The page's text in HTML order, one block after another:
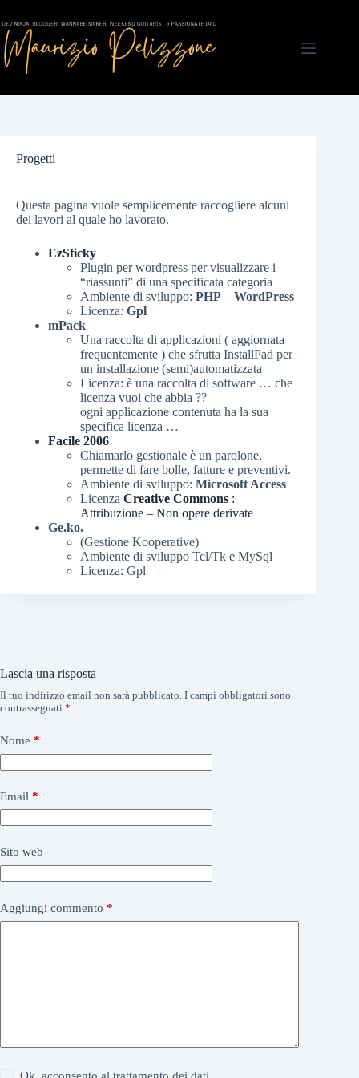
al
contenuto
Progetti
Questa pagina vuole semplicemente raccogliere alcuni
dei lavori al quale ho lavorato.
EzSticky
Plugin per wordpress per visualizzare i
“riassunti” di una specificata categoria
Ambiente di sviluppo: PHP – WordPress
Licenza: Gpl
mPack
Una raccolta di applicazioni ( aggiornata
frequentemente ) che sfrutta InstallPad per
un installazione (semi)automatizzata
Licenza: è una raccolta di software … che
licenza vuoi che abbia ??
ogni applicazione contenuta ha la sua
specifica licenza …
Facile 2006
Chiamarlo gestionale è un parolone,
permette di fare bolle, fatture e preventivi.
Ambiente di sviluppo: Microsoft Access
Licenza Creative Commons :
Attribuzione – Non opere derivate
Ge.ko.
(Gestione Kooperative)
Ambiente di sviluppo Tcl/Tk e MySql
Licenza: Gpl
Lascia una risposta
Il tuo indirizzo email non sarà pubblicato. I campi obbligatori sono
contrassegnati *
Nome *
Email *
Sito web
Aggiungi commento *